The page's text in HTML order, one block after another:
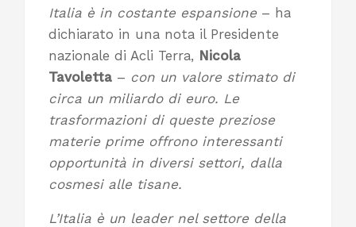
Italia è in costante espansione – ha
dichiarato in una nota il Presidente
nazionale di Acli Terra, Nicola
Tavoletta – con un valore stimato di
circa un miliardo di euro. Le
trasformazioni di queste preziose
materie prime offrono interessanti
opportunità in diversi settori, dalla
cosmesi alle tisane.
L’Italia è un leader nel settore della